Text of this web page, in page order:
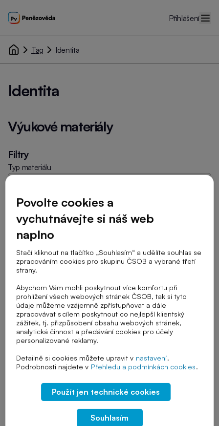
Přihlášení
Tag Identita
Identita
Výukové materiály
Filtry
Typ materiálu
Stupeň školy
Téma výuky
Řazení
Zrušit vybrané filtry
Kyberbezpečnost
Povolte cookies a
vychutnávejte si náš web
naplno
Stačí kliknout na tlačítko „Souhlasím“ a udělíte souhlas se
zpracováním cookies pro skupinu ČSOB a vybrané třetí
strany.
Abychom Vám mohli poskytnout více komfortu při
prohlížení všech webových stránek ČSOB, tak si tyto
údaje můžeme vzájemně zpřístupňovat a dále
zpracovávat s cílem poskytnout co nejlepší klientský
zážitek, tj. přizpůsobení obsahu webových stránek,
analytická činnost a předávání cookies pro účely
personalizované reklamy.
Detailně si cookies můžete upravit v nastavení.
Podrobnosti najdete v Přehledu a podmínkách cookies.
Použít jen technické cookies
Souhlasím